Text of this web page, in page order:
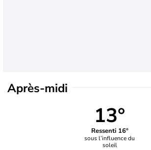
Après-midi
13°
Ressenti 16°
sous l’influence du
soleil